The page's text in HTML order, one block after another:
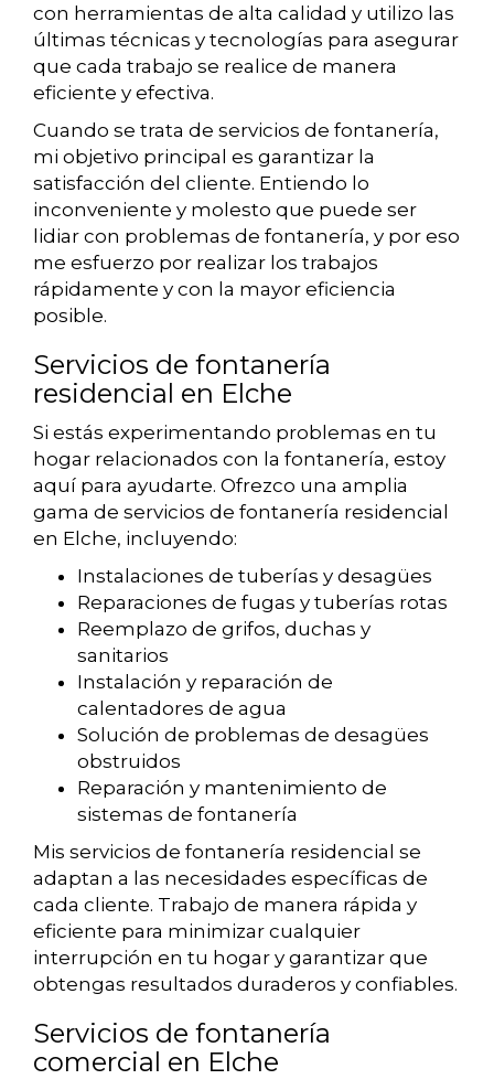
con herramientas de alta calidad y utilizo las
últimas técnicas y tecnologías para asegurar
que cada trabajo se realice de manera
eficiente y efectiva.
Cuando se trata de servicios de fontanería,
mi objetivo principal es garantizar la
satisfacción del cliente. Entiendo lo
inconveniente y molesto que puede ser
lidiar con problemas de fontanería, y por eso
me esfuerzo por realizar los trabajos
rápidamente y con la mayor eficiencia
posible.
Servicios de fontanería
residencial en Elche
Si estás experimentando problemas en tu
hogar relacionados con la fontanería, estoy
aquí para ayudarte. Ofrezco una amplia
gama de servicios de fontanería residencial
en Elche, incluyendo:
Instalaciones de tuberías y desagües
Reparaciones de fugas y tuberías rotas
Reemplazo de grifos, duchas y
sanitarios
Instalación y reparación de
calentadores de agua
Solución de problemas de desagües
obstruidos
Reparación y mantenimiento de
sistemas de fontanería
Mis servicios de fontanería residencial se
adaptan a las necesidades específicas de
cada cliente. Trabajo de manera rápida y
eficiente para minimizar cualquier
interrupción en tu hogar y garantizar que
obtengas resultados duraderos y confiables.
Servicios de fontanería
comercial en Elche